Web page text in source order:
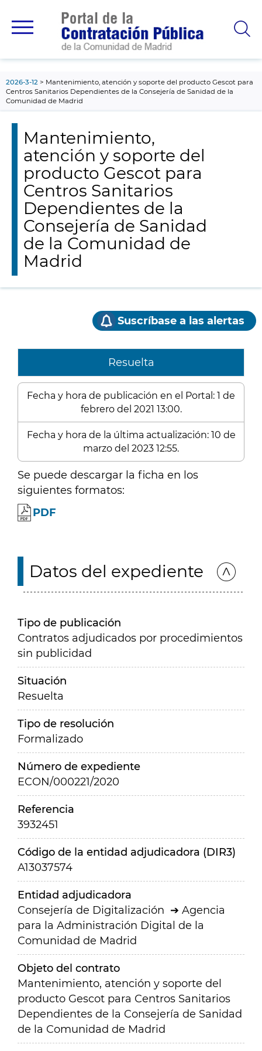
principal
2026-3-12
Mantenimiento, atención y soporte del producto Gescot para
Centros Sanitarios Dependientes de la Consejería de Sanidad de la
Comunidad de Madrid
Mantenimiento,
atención y soporte del
producto Gescot para
Centros Sanitarios
Dependientes de la
Consejería de Sanidad
de la Comunidad de
Madrid
Suscríbase a las alertas
Resuelta
Fecha y hora de publicación en el Portal: 1 de
febrero del 2021 13:00.
Fecha y hora de la última actualización: 10 de
marzo del 2023 12:55.
Se puede descargar la ficha en los
siguientes formatos:
PDF
Datos del expediente
Tipo de publicación
Contratos adjudicados por procedimientos
sin publicidad
Situación
Resuelta
Tipo de resolución
Formalizado
Número de expediente
ECON/000221/2020
Referencia
3932451
Código de la entidad adjudicadora (DIR3)
A13037574
Entidad adjudicadora
Consejería de Digitalización
Agencia
para la Administración Digital de la
Comunidad de Madrid
Objeto del contrato
Mantenimiento, atención y soporte del
producto Gescot para Centros Sanitarios
Dependientes de la Consejería de Sanidad
de la Comunidad de Madrid